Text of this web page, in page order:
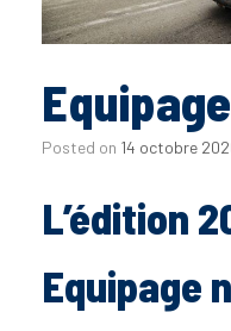
Posted on 14 octobre
L’édition
Equipage